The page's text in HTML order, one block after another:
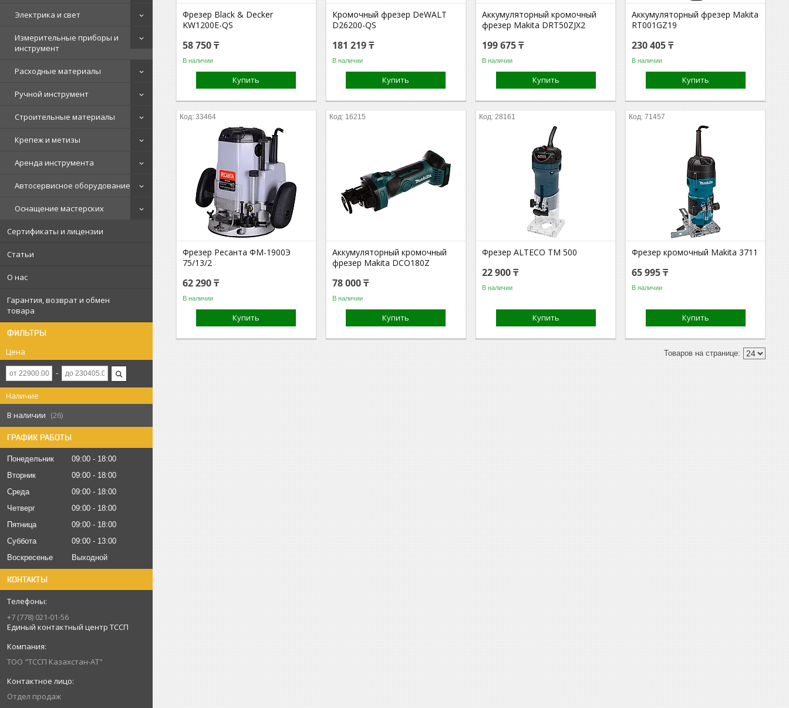
Электрика и свет
Измерительные приборы и
инструмент
Расходные материалы
Ручной инструмент
Строительные материалы
Крепеж и метизы
Аренда инструмента
Автосервисное оборудование
Оснащение мастерских
Сертификаты и лицензии
Статьи
О нас
Гарантия, возврат и обмен
товара
ФИЛЬТРЫ
Цена
Наличие
В наличии
26
ГРАФИК РАБОТЫ
Понедельник 09:00
18:00
Вторник
09:00
18:00
Среда
09:00
18:00
Четверг
09:00
18:00
Пятница
09:00
18:00
Суббота
09:00
13:00
Воскресенье
Выходной
КОНТАКТЫ
+7 (778) 021-01-56
Единый контактный центр ТССП
ТОО "ТССП Казахстан-АТ"
Отдел продаж
Фрезер Black & Decker
KW1200E-QS
58 750 ₸
В наличии
Купить
Кромочный фрезер DeWALT
D26200-QS
181 219 ₸
В наличии
Купить
Аккумуляторный кромочный
фрезер Makita DRT50ZJX2
199 675 ₸
В наличии
Купить
Аккумуляторный фрезер Makita
RT001GZ19
230 405 ₸
В наличии
Купить
33464
Фрезер Ресанта ФМ-1900Э
75/13/2
62 290 ₸
В наличии
Купить
16215
Аккумуляторный кромочный
фрезер Makita DCO180Z
78 000 ₸
В наличии
Купить
28161
Фрезер ALTECO TM 500
22 900 ₸
В наличии
Купить
71457
Фрезер кромочный Makita 3711
65 995 ₸
В наличии
Купить